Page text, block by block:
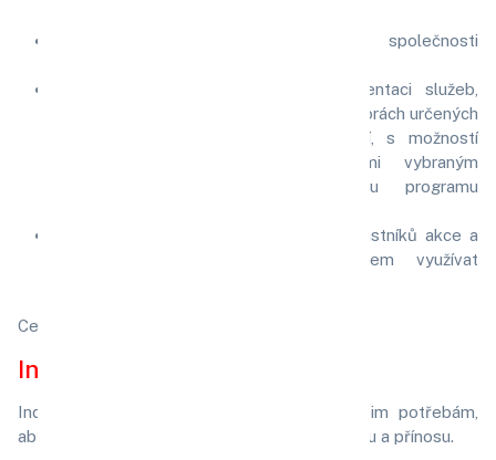
Rozdání propagačních materiálů společnosti
Zajištění prezentačního místa k prezentaci služeb,
produktů, know-how společnosti v prostorách určených
k prezentaci partnerských společností, s možností
předávat doplňující informace Vámi vybraným
zástupcem společnosti v průběhu programu
Hlavní partner akce obdrží kontakty účastníků akce a
další informační materiály s právem využívat
Cena:
Individuální partnerství:
Individuální partnerství je přizpůsobeno vašim potřebám,
abychom společně dosáhli maximálního efektu a přínosu.